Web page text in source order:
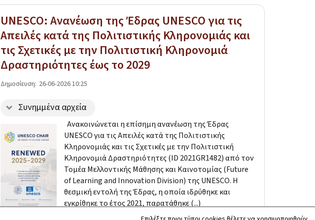
UNESCO: Ανανέωση της Έδρας UNESCO για τις
Απειλές κατά της Πολιτιστικής Κληρονομιάς και
τις Σχετικές με την Πολιτιστική Κληρονομιά
Δραστηριότητες έως το 2029
Δημοσίευση: 26-06-2026 10:25
Συνημμένα αρχεία
Aνακοινώνεται η επίσημη ανανέωση της Έδρας
UNESCO για τις Απειλές κατά της Πολιτιστικής
Κληρονομιάς και τις Σχετικές με την Πολιτιστική
Κληρονομιά Δραστηριότητες (ID 2021GR1482) από τον
Τομέα Μελλοντικής Μάθησης και Καινοτομίας (Future
of Learning and Innovation Division) της UNESCO. Η
θεσμική εντολή της Έδρας, η οποία ιδρύθηκε και
εγκρίθηκε το έτος 2021, παρατάθηκε (...)